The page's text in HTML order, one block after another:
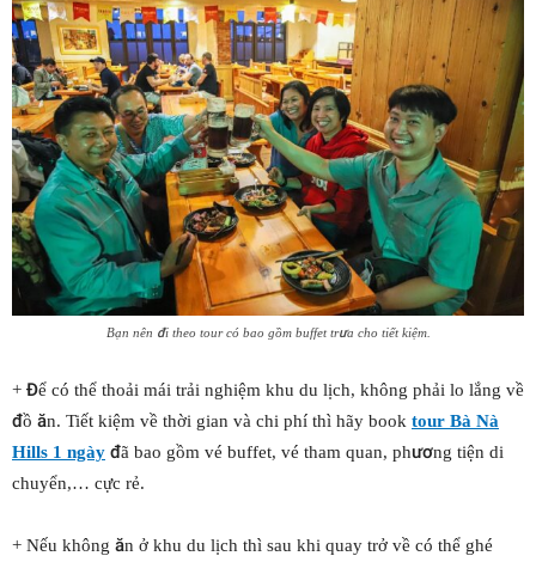
Bạn nên đi theo tour có bao gồm buffet trưa cho tiết kiệm.
+ Để có thể thoải mái trải nghiệm khu du lịch, không phải lo lắng về
đồ ăn. Tiết kiệm về thời gian và chi phí thì hãy book tour Bà Nà
Hills 1 ngày đã bao gồm vé buffet, vé tham quan, phương tiện di
chuyển,… cực rẻ.
+ Nếu không ăn ở khu du lịch thì sau khi quay trở về có thể ghé